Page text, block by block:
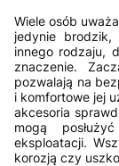
Wiele osób
jedynie
innego rodzaju,
znaczenie.
pozwalają na
i komfortowe jej
akcesoria
mogą
eksploatacji.
korozją czy